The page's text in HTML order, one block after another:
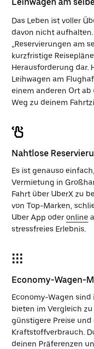
zu
Das Leben ist voller
davon nicht
„Reservierungen am
kurzfristige
Herausforderung dar.
Leihwagen am
einem anderen Ort
Weg zu deinem
Nahtlose
Es ist genauso
Vermietung in
Fahrt über UberX zu
von Top-Marken,
Uber App oder online
stressfreies Erlebnis.
Economy-Wagen-
Economy-Wagen
bieten im Vergleich
günstigere Preise
Kraftstoffverbrauch.
deinen Präferenzen